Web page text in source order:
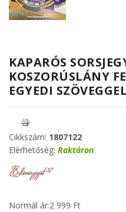
KAPARÓS
KOSZORÚSLÁNY
EGYEDI SZÖVEGGEL
Cikkszám: 1807122
Elérhetőség: Raktáron
Normál ár:2 999 Ft